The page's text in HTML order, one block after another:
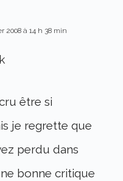
2008 à 14 h 38 min
être si
je regrette que
perdu dans
bonne critique